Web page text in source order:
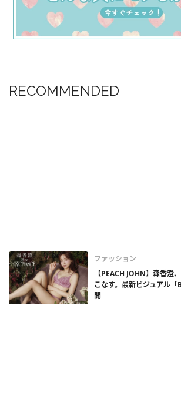
RECOMMENDED
ファッション
【PEACH JOHN】森香澄
こなす。最新ビジュアル
開